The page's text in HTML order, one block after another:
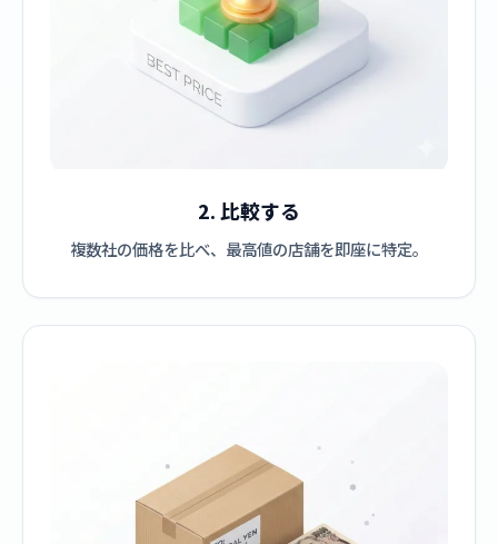
2. 比較する
複数社の価格を比べ、最高値の店舗を即座に特定。